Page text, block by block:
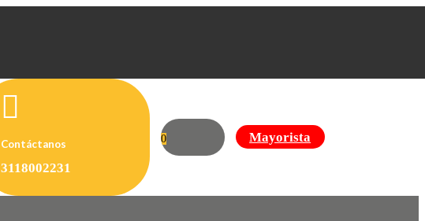

Contáctanos
3118002231
0 Mayorista